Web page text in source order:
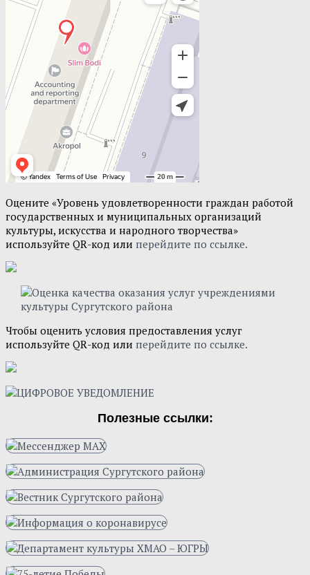
Оцените «Уровень удовлетворенности граждан работой
государственных и муниципальных организаций
культуры, искусства и народного творчества»
используйте QR-код или перейдите по ссылке.
Чтобы оценить условия предоставления услуг
используйте QR-код или перейдите по ссылке.
Полезные ссылки: